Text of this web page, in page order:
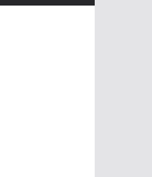
pub